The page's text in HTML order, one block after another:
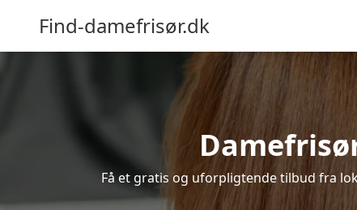
Find-damefrisør.dk
Få et gratis og uforpligtende tilbud fra